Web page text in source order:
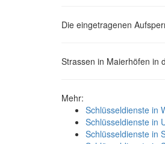
Die eingetragenen
Strassen in Maierhöfen in
Mehr:
Schlüsseldienste in
Schlüsseldienste in
Schlüsseldienste in